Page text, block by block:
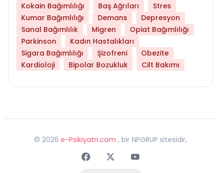
Kokain Bağımlılığı
Baş Ağrıları
Stres
Kumar Bağımlılığı
Demans
Depresyon
Sanal Bağımlılık
Migren
Opiat Bağımlılığı
Parkinson
Kadın Hastalıkları
Sigara Bağımlılığı
Şizofreni
Obezite
Kardioloji
Bipolar Bozukluk Cilt Bakımı
© 2026 e-Psikiyatri.com , bir NPGRUP sitesidir,
FaceebokTwitterYoutube